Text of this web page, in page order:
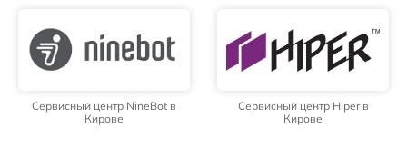
Сервисный центр NineBot в
Кирове
Сервисный центр Hiper в
Кирове